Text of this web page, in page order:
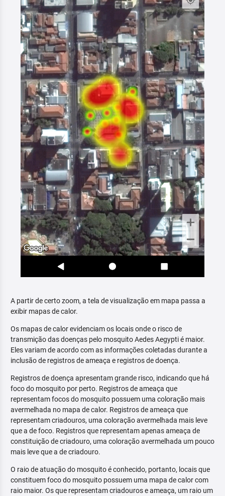
A partir de certo zoom, a tela de visualização em mapa passa a
exibir mapas de calor.
Os mapas de calor evidenciam os locais onde o risco de
transmição das doenças pelo mosquito Aedes Aegypti é maior.
Eles variam de acordo com as informações coletadas durante a
inclusão de registros de ameaça e registros de doença.
Registros de doença apresentam grande risco, indicando que há
foco do mosquito por perto. Registros de ameaça que
representam focos do mosquito possuem uma coloração mais
avermelhada no mapa de calor. Registros de ameaça que
representam criadouros, uma coloração avermelhada mais leve
que a de foco. Registros que representam apenas ameaça de
constituição de criadouro, uma coloração avermelhada um pouco
mais leve que a de criadouro.
O raio de atuação do mosquito é conhecido, portanto, locais que
constituem foco do mosquito possuem uma mapa de calor com
raio maior. Os que representam criadouros e ameaça, um raio um